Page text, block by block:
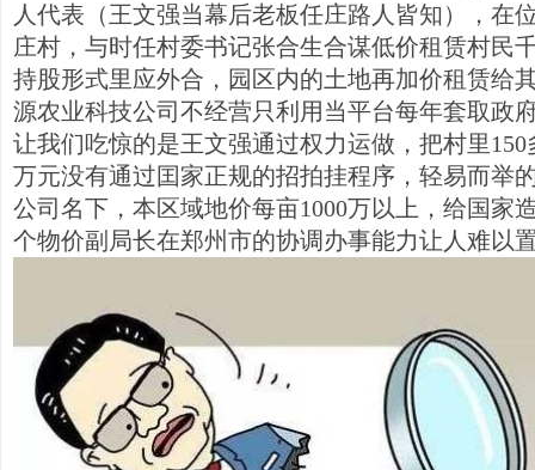
人代表（王文强当幕后老板任庄路人皆知），在
庄村，与时任村委书记张合生合谋低价租赁村民
持股形式里应外合，园区内的土地再加价租赁给
源农业科技公司不经营只利用当平台每年套取政
让我们吃惊的是王文强通过权力运做，把村里
万元没有通过囯家正规的招拍挂程序，轻易而举
公司名下，本区域地价每亩1000万以上，给国家
个物价副局长在郑州市的协调办事能力让人难以